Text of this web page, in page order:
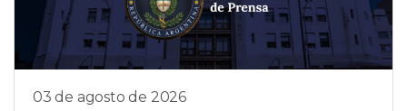
03 de agosto de 2026